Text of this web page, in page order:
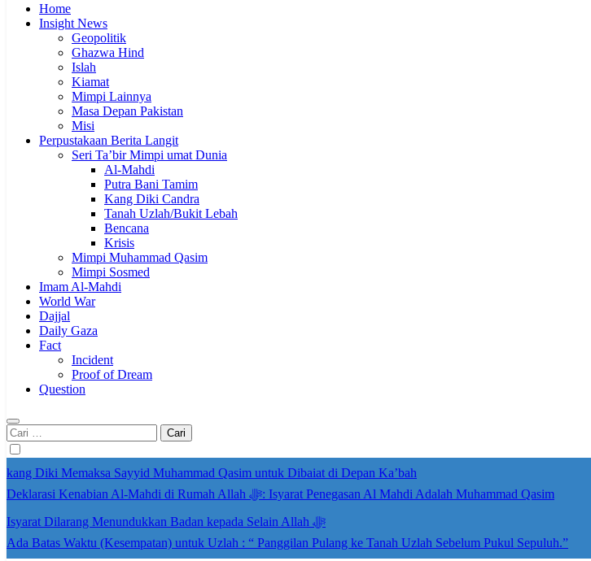
Home
Insight News
Geopolitik
Ghazwa Hind
Islah
Kiamat
Mimpi Lainnya
Masa Depan Pakistan
Misi
Perpustakaan Berita Langit
Seri Ta’bir Mimpi umat Dunia
Al-Mahdi
Putra Bani Tamim
Kang Diki Candra
Tanah Uzlah/Bukit Lebah
Bencana
Krisis
Mimpi Muhammad Qasim
Mimpi Sosmed
Imam Al-Mahdi
World War
Dajjal
Daily Gaza
Fact
Incident
Proof of Dream
Question
Cari
untuk:
kang Diki Memaksa Sayyid Muhammad Qasim untuk Dibaiat di Depan Ka’bah
Deklarasi Kenabian Al-Mahdi di Rumah Allah ﷻ: Isyarat Penegasan Al Mahdi Adalah Muhammad Qasim
Isyarat Dilarang Menundukkan Badan kepada Selain Allah ﷻ
Ada Batas Waktu (Kesempatan) untuk Uzlah : “ Panggilan Pulang ke Tanah Uzlah Sebelum Pukul Sepuluh.”